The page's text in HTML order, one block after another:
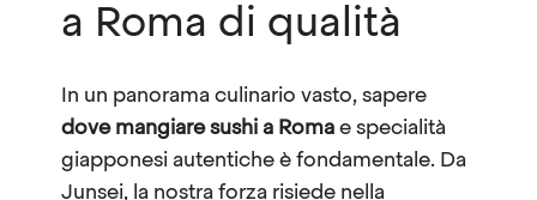
a Roma di qualità
In un panorama culinario vasto, sapere
dove mangiare sushi a Roma e specialità
giapponesi autentiche è fondamentale. Da
Junsei, la nostra forza risiede nella